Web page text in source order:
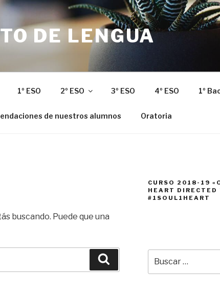
DE LENGUA
1º ESO 2º ESO 3º ESO 4º ESO 1º
de nuestros alumnos Oratoria
buscando. Puede que una
CURSO 2018-19
HEART DIRECTED
#1SOUL1HEART
por: